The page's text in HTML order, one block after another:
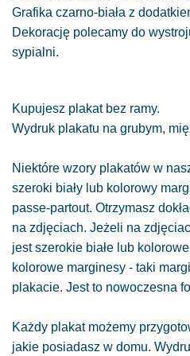
Grafika czarno-biała z
Dekorację polecamy do
sypialni.
Kupujesz plakat bez ramy.
Wydruk plakatu na grubym,
Niektóre wzory plakatów w
szeroki biały lub kolorowy
passe-partout. Otrzymasz
na zdjęciach. Jeżeli na
jest szerokie białe lub
kolorowe marginesy - taki
plakacie. Jest to nowoczesna
Każdy plakat możemy
jakie posiadasz w domu.